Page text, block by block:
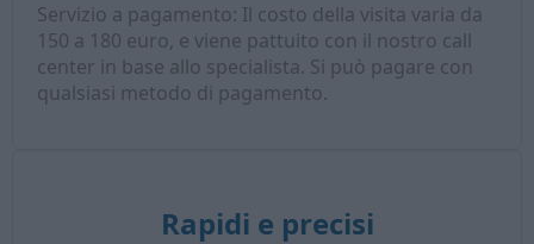
Servizio a pagamento: Il costo della visita varia da
150 a 180 euro, e viene pattuito con il nostro call
center in base allo specialista. Si può pagare con
qualsiasi metodo di pagamento.
Rapidi e precisi